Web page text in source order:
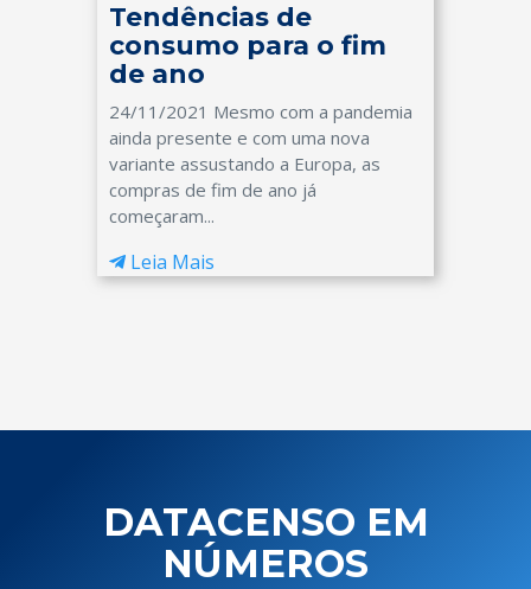
Tendências de
consumo para o fim
de ano
24/11/2021 Mesmo com a pandemia
ainda presente e com uma nova
variante assustando a Europa, as
compras de fim de ano já
começaram...
Leia Mais
DATACENSO EM
NÚMEROS